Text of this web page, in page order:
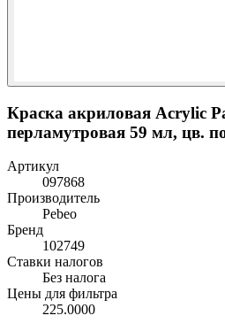
Краска акриловая Acrylic
перламутровая 59 мл, цв.
Артикул
097868
Производитель
Pebeo
Бренд
102749
Ставки налогов
Без налога
Цены для фильтра
225.0000